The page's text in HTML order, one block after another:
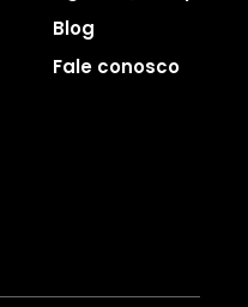
Blog
Fale conosco